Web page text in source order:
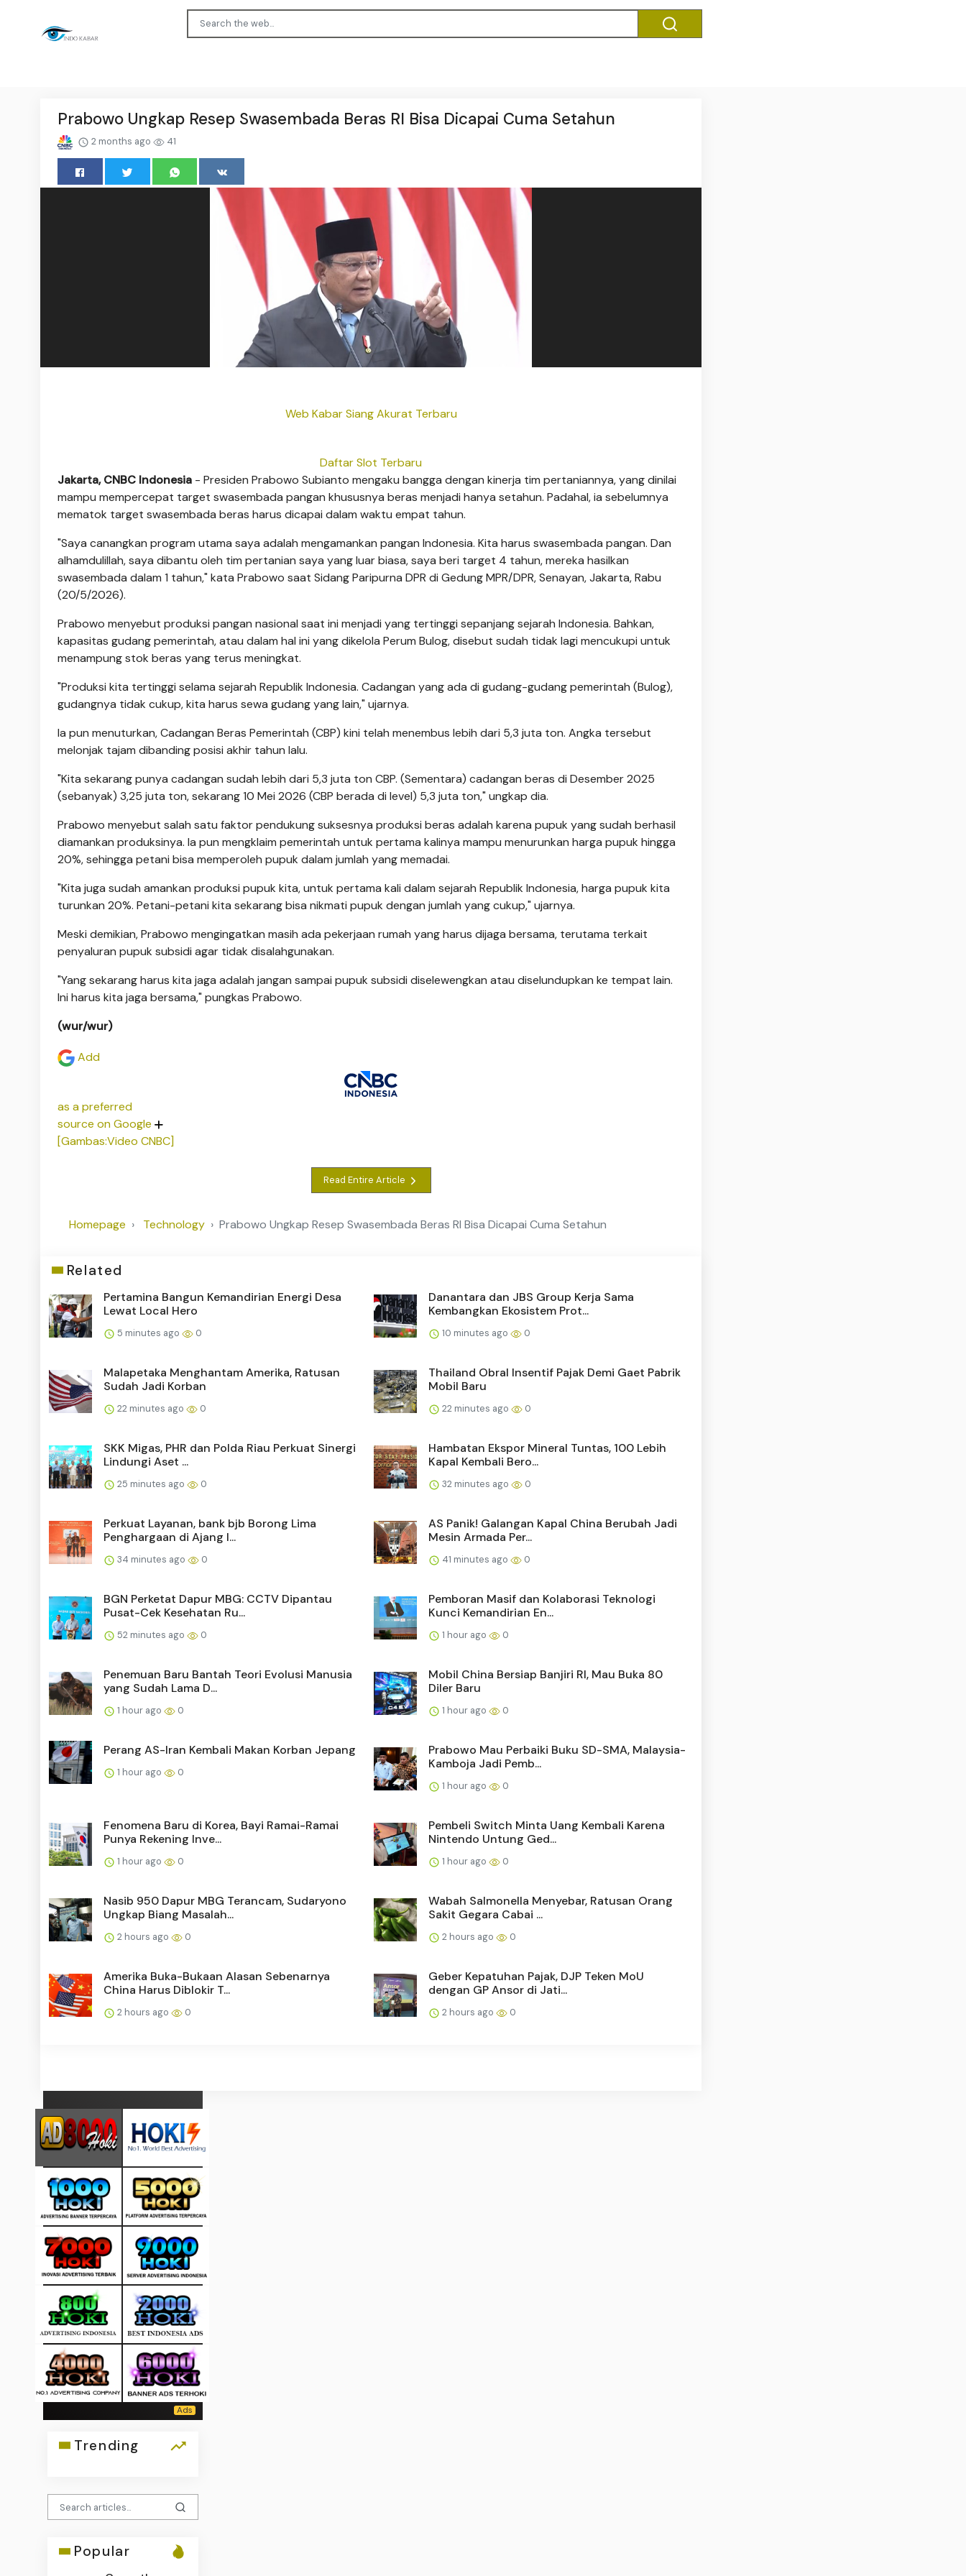
Prabowo Ungkap Resep Swasembada Beras RI Bisa Dicapai Cuma Setahun
2 months ago 41
Web Kabar Siang Akurat Terbaru
Daftar Slot Terbaru
Jakarta, CNBC Indonesia - Presiden Prabowo Subianto mengaku bangga dengan kinerja tim pertaniannya, yang dinilai
mampu mempercepat target swasembada pangan khususnya beras menjadi hanya setahun. Padahal, ia sebelumnya
mematok target swasembada beras harus dicapai dalam waktu empat tahun.
"Saya canangkan program utama saya adalah mengamankan pangan Indonesia. Kita harus swasembada pangan. Dan
alhamdulillah, saya dibantu oleh tim pertanian saya yang luar biasa, saya beri target 4 tahun, mereka hasilkan
swasembada dalam 1 tahun," kata Prabowo saat Sidang Paripurna DPR di Gedung MPR/DPR, Senayan, Jakarta, Rabu
(20/5/2026).
Prabowo menyebut produksi pangan nasional saat ini menjadi yang tertinggi sepanjang sejarah Indonesia. Bahkan,
kapasitas gudang pemerintah, atau dalam hal ini yang dikelola Perum Bulog, disebut sudah tidak lagi mencukupi untuk
menampung stok beras yang terus meningkat.
"Produksi kita tertinggi selama sejarah Republik Indonesia. Cadangan yang ada di gudang-gudang pemerintah (Bulog),
gudangnya tidak cukup, kita harus sewa gudang yang lain," ujarnya.
Ia pun menuturkan, Cadangan Beras Pemerintah (CBP) kini telah menembus lebih dari 5,3 juta ton. Angka tersebut
melonjak tajam dibanding posisi akhir tahun lalu.
"Kita sekarang punya cadangan sudah lebih dari 5,3 juta ton CBP. (Sementara) cadangan beras di Desember 2025
(sebanyak) 3,25 juta ton, sekarang 10 Mei 2026 (CBP berada di level) 5,3 juta ton," ungkap dia.
Prabowo menyebut salah satu faktor pendukung suksesnya produksi beras adalah karena pupuk yang sudah berhasil
diamankan produksinya. Ia pun mengklaim pemerintah untuk pertama kalinya mampu menurunkan harga pupuk hingga
20%, sehingga petani bisa memperoleh pupuk dalam jumlah yang memadai.
"Kita juga sudah amankan produksi pupuk kita, untuk pertama kali dalam sejarah Republik Indonesia, harga pupuk kita
turunkan 20%. Petani-petani kita sekarang bisa nikmati pupuk dengan jumlah yang cukup," ujarnya.
Meski demikian, Prabowo mengingatkan masih ada pekerjaan rumah yang harus dijaga bersama, terutama terkait
penyaluran pupuk subsidi agar tidak disalahgunakan.
"Yang sekarang harus kita jaga adalah jangan sampai pupuk subsidi diselewengkan atau diselundupkan ke tempat lain.
Ini harus kita jaga bersama," pungkas Prabowo.
(wur/wur)
Add
as a preferred
source on Google
[Gambas:Video CNBC]
Read Entire Article
Homepage Technology Prabowo Ungkap Resep Swasembada Beras RI Bisa Dicapai Cuma Setahun
Related
Pertamina Bangun Kemandirian Energi Desa
Lewat Local Hero
5 minutes ago 0
Danantara dan JBS Group Kerja Sama
Kembangkan Ekosistem Prot...
10 minutes ago 0
Malapetaka Menghantam Amerika, Ratusan
Sudah Jadi Korban
22 minutes ago 0
Thailand Obral Insentif Pajak Demi Gaet Pabrik
Mobil Baru
22 minutes ago 0
SKK Migas, PHR dan Polda Riau Perkuat Sinergi
Lindungi Aset ...
25 minutes ago 0
Hambatan Ekspor Mineral Tuntas, 100 Lebih
Kapal Kembali Bero...
32 minutes ago 0
Perkuat Layanan, bank bjb Borong Lima
Penghargaan di Ajang I...
34 minutes ago 0
AS Panik! Galangan Kapal China Berubah Jadi
Mesin Armada Per...
41 minutes ago 0
BGN Perketat Dapur MBG: CCTV Dipantau
Pusat-Cek Kesehatan Ru...
52 minutes ago 0
Pemboran Masif dan Kolaborasi Teknologi
Kunci Kemandirian En...
1 hour ago 0
Penemuan Baru Bantah Teori Evolusi Manusia
yang Sudah Lama D...
1 hour ago 0
Mobil China Bersiap Banjiri RI, Mau Buka 80
Diler Baru
1 hour ago 0
Perang AS-Iran Kembali Makan Korban Jepang
1 hour ago 0
Prabowo Mau Perbaiki Buku SD-SMA, Malaysia-
Kamboja Jadi Pemb...
1 hour ago 0
Fenomena Baru di Korea, Bayi Ramai-Ramai
Punya Rekening Inve...
1 hour ago 0
Pembeli Switch Minta Uang Kembali Karena
Nintendo Untung Ged...
1 hour ago 0
Nasib 950 Dapur MBG Terancam, Sudaryono
Ungkap Biang Masalah...
2 hours ago 0
Wabah Salmonella Menyebar, Ratusan Orang
Sakit Gegara Cabai ...
2 hours ago 0
Amerika Buka-Bukaan Alasan Sebenarnya
China Harus Diblokir T...
2 hours ago 0
Geber Kepatuhan Pajak, DJP Teken MoU
dengan GP Ansor di Jati...
2 hours ago 0
Trending
Popular